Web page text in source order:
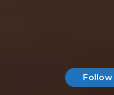
Follow